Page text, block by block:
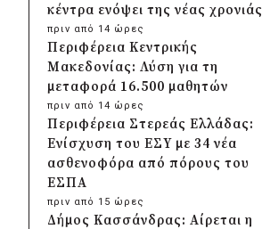
κέντρα ενόψει της νέας χρονιάς
πριν από 14 ώρες
Περιφέρεια Κεντρικής
Μακεδονίας: Λύση για τη
μεταφορά 16.500 μαθητών
πριν από 14 ώρες
Περιφέρεια Στερεάς Ελλάδας:
Ενίσχυση του ΕΣΥ με 34 νέα
ασθενοφόρα από πόρους του
ΕΣΠΑ
πριν από 15 ώρες
Δήμος Κασσάνδρας: Αίρεται η